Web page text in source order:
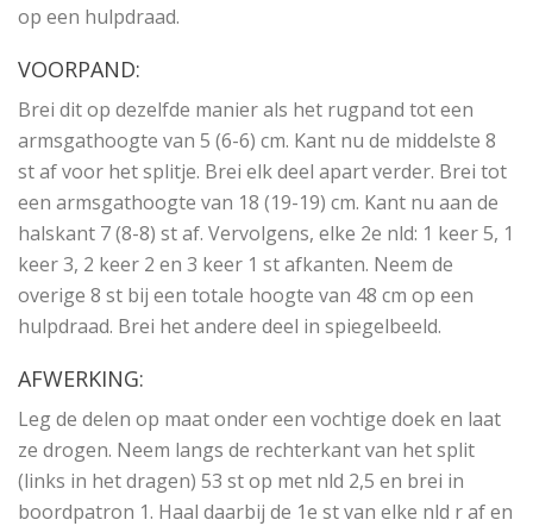
op een hulpdraad.
VOORPAND:
Brei dit op dezelfde manier als het rugpand tot een
armsgathoogte van 5 (6-6) cm. Kant nu de middelste 8
st af voor het splitje. Brei elk deel apart verder. Brei tot
een armsgathoogte van 18 (19-19) cm. Kant nu aan de
halskant 7 (8-8) st af. Vervolgens, elke 2e nld: 1 keer 5, 1
keer 3, 2 keer 2 en 3 keer 1 st afkanten. Neem de
overige 8 st bij een totale hoogte van 48 cm op een
hulpdraad. Brei het andere deel in spiegelbeeld.
AFWERKING:
Leg de delen op maat onder een vochtige doek en laat
ze drogen. Neem langs de rechterkant van het split
(links in het dragen) 53 st op met nld 2,5 en brei in
boordpatron 1. Haal daarbij de 1e st van elke nld r af en